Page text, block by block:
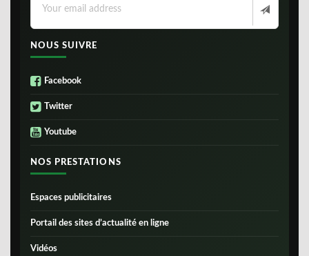
NOUS SUIVRE
Facebook
Twitter
Youtube
NOS PRESTATIONS
Espaces publicitaires
Portail des sites d’actualité en ligne
Vidéos